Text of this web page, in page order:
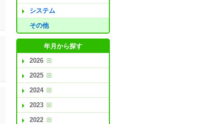
システム
その他
年月から探す
2026
2025
2024
2023
2022